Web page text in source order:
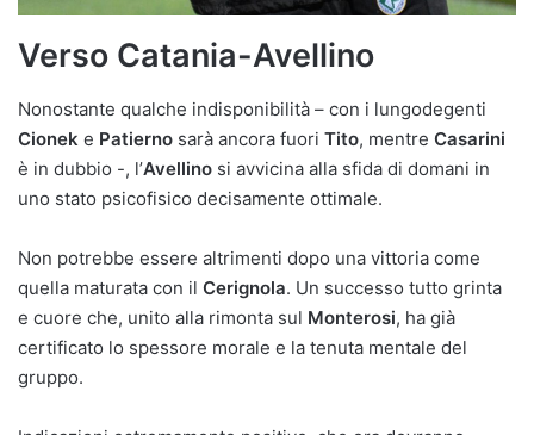
Verso Catania-Avellino
Nonostante qualche indisponibilità – con i lungodegenti
Cionek e Patierno sarà ancora fuori Tito, mentre Casarini
è in dubbio -, l’Avellino si avvicina alla sfida di domani in
uno stato psicofisico decisamente ottimale.
Non potrebbe essere altrimenti dopo una vittoria come
quella maturata con il Cerignola. Un successo tutto grinta
e cuore che, unito alla rimonta sul Monterosi, ha già
certificato lo spessore morale e la tenuta mentale del
gruppo.